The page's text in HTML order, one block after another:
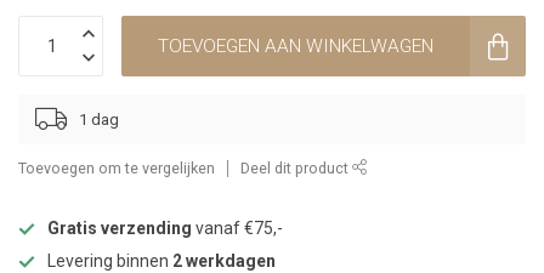
TOEVOEGEN AAN WINKELWAGEN
1 dag
Toevoegen om te vergelijken Deel dit product
Gratis verzending vanaf €75,-
Levering binnen 2 werkdagen